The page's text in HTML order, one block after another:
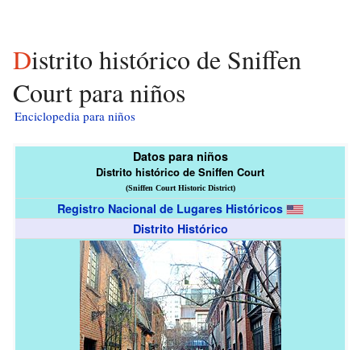
Distrito histórico de Sniffen
Court para niños
Enciclopedia para niños
Datos para niños
Distrito histórico de Sniffen Court
(Sniffen Court Historic District)
Registro Nacional de Lugares Históricos
Distrito Histórico